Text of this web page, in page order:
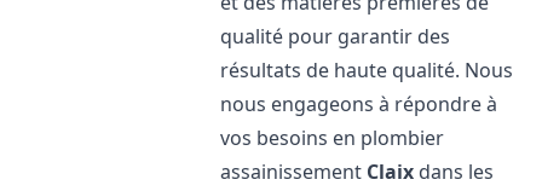
qualité pour garantir des
résultats de haute qualité. Nous
nous engageons à répondre à
vos besoins en plombier
assainissement Claix dans les